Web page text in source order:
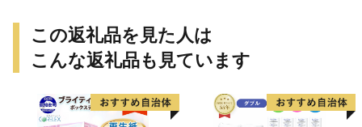
この返礼品を見た人は
こんな返礼品も見ています